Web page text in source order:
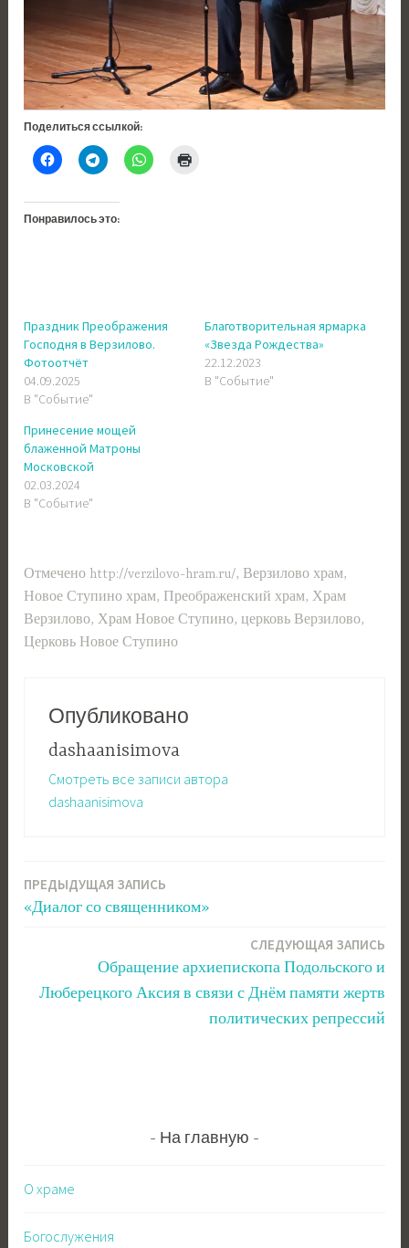
Поделиться ссылкой:
Понравилось это:
Праздник Преображения
Господня в Верзилово.
Фотоотчёт
04.09.2025
В "Событие"
Благотворительная ярмарка
«Звезда Рождества»
22.12.2023
В "Событие"
Принесение мощей
блаженной Матроны
Московской
02.03.2024
В "Событие"
Отмечено http://verzilovo-hram.ru/, Верзилово храм,
Новое Ступино храм, Преображенский храм,Храм
Верзилово,Храм Новое Ступино,церковь Верзилово,
Церковь Новое Ступино
Опубликовано
dashaanisimova
Смотреть все записи автора
dashaanisimova
Навигация
по
ПРЕДЫДУЩАЯ ЗАПИСЬ
«Диалог со священником»
СЛЕДУЮЩАЯ ЗАПИСЬ
Обращение архиепископа Подольского и
Люберецкого Аксия в связи с Днём памяти жертв
политических репрессий
На главную
О храме
Богослужения